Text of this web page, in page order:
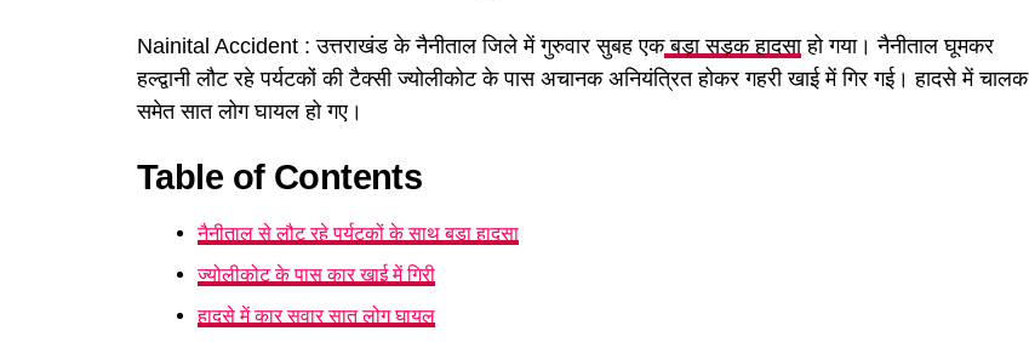
Nainital Accident : उत्तराखंड के नैनीताल जिले में गुरुवार सुबह एकबड़ा सड़क हादसाहो गया। नैनीताल घूमकर
हल्द्वानी लौट रहे पर्यटकों की टैक्सी ज्योलीकोट के पास अचानक अनियंत्रित होकर गहरी खाई में गिर गई। हादसे में चालक
समेत सात लोग घायल हो गए।
Table of Contents
नैनीताल से लौट रहे पर्यटकों के साथ बड़ा हादसा
ज्योलीकोट के पास कार खाई में गिरी
हादसे में कार सवार सात लोग घायल